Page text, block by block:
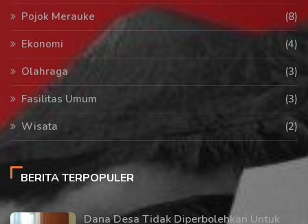
Pojok Merauke
(8)
Ekonomi
(4)
Olahraga
(3)
Fasilitas Umum
(3)
Wisata
(2)
BERITA TERPOPULER
Dana Desa Tidak Diperbolehkan Untuk